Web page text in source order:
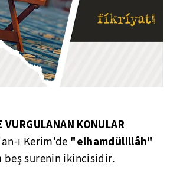
VURGULANAN KONULAR
ı Kerim'de "elhamdülillâh"
beş surenin ikincisidir.